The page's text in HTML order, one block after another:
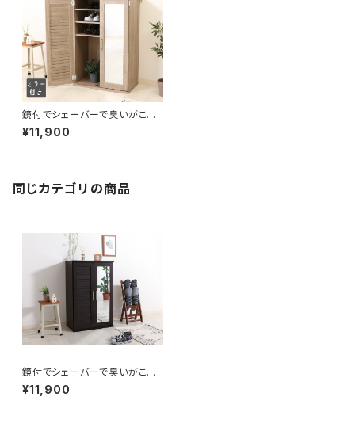
鏡付でシェーバーで臭いがこも
りにくいヴィンテージシャビーデ
ザインのシューズボックス
¥11,900
同じカテゴリの商品
鏡付でシェーバーで臭いがこも
りにくいヴィンテージアジアンデ
ザインのシューズボックス
¥11,900